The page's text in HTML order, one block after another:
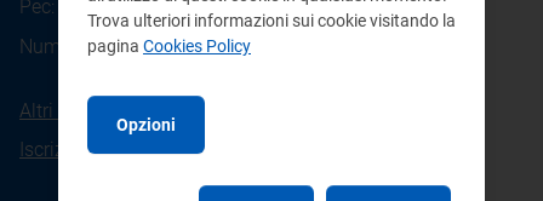
Pec:
protocollo@pec.arera.it
Numero verde consumatori:
Altri contatti
Iscrizione alla newsletter
Trova ulteriori informazioni sui cookie visitando la
pagina Cookies Policy
Opzioni